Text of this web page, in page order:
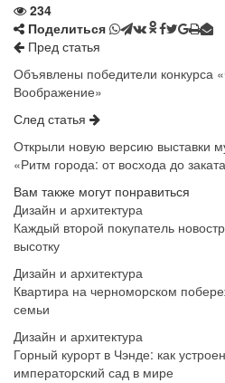
234
Поделиться
Пред статья
Объявлены победители конкурса
Воображение»
След статья
Открыли новую версию выставки
«Ритм города: от восхода до
Вам также могут понравиться
Дизайн и архитектура
Каждый второй покупатель
высотку
Дизайн и архитектура
Квартира на черноморском
семьи
Дизайн и архитектура
Горный курорт в Чэнде: как
императорский сад в мире